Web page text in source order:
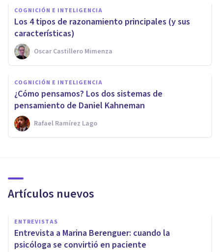
COGNICIÓN E INTELIGENCIA
Los 4 tipos de razonamiento principales (y sus
características)
Oscar Castillero Mimenza
COGNICIÓN E INTELIGENCIA
​¿Cómo pensamos? Los dos sistemas de
pensamiento de Daniel Kahneman
Rafael Ramírez Lago
Artículos nuevos
ENTREVISTAS
Entrevista a Marina Berenguer: cuando la
psicóloga se convirtió en paciente